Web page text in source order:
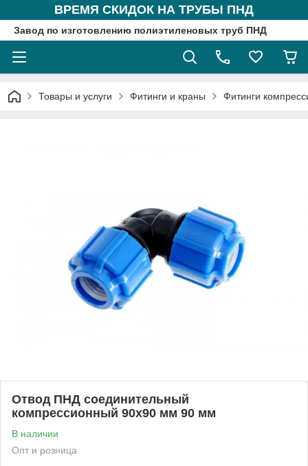
ВРЕМЯ СКИДОК НА ТРУБЫ ПНД
Завод по изготовлению полиэтиленовых труб ПНД
Товары и услуги Фитинги и краны Фитинги
Отвод ПНД соединительный
компрессионный 90x90 мм 90 мм
В наличии
Опт и розница